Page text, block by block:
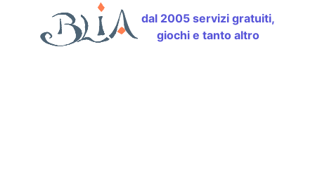
dal 2005 servizi gratuiti,
giochi e tanto altro